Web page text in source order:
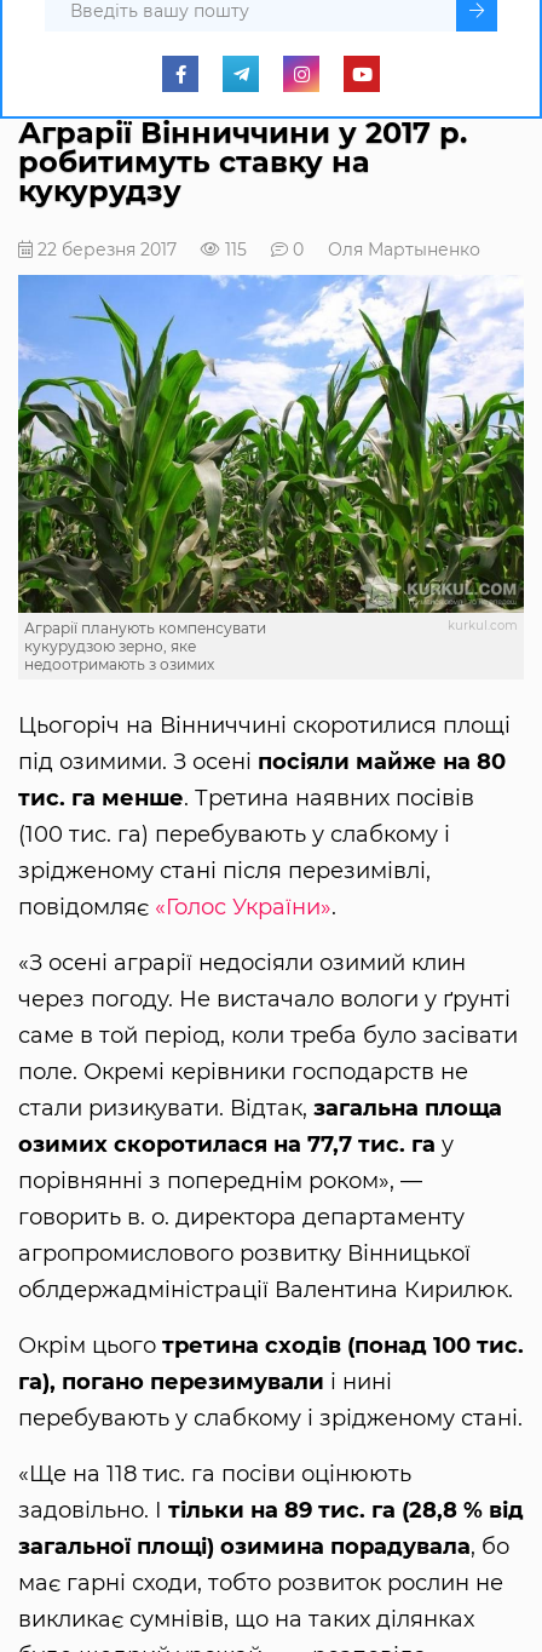
Аграрії Вінниччини у 2017 р.
робитимуть ставку на
кукурудзу
22 березня 2017 115 0 Оля Мартыненко
kurkul.com
Аграрії планують компенсувати
кукурудзою зерно, яке
недоотримають з озимих
Цьогоріч на Вінниччині скоротилися площі
під озимими. З осені посіяли майже на 80
тис. га менше. Третина наявних посівів
(100 тис. га) перебувають у слабкому і
зрідженому стані після перезимівлі,
повідомляє «Голос України».
«З осені аграрії недосіяли озимий клин
через погоду. Не вистачало вологи у ґрунті
саме в той період, коли треба було засівати
поле. Окремі керівники господарств не
стали ризикувати. Відтак, загальна площа
озимих скоротилася на 77,7 тис. га у
порівнянні з попереднім роком», —
говорить в. о. директора департаменту
агропромислового розвитку Вінницької
облдержадміністрації Валентина Кирилюк.
Окрім цього третина сходів (понад 100 тис.
га), погано перезимували і нині
перебувають у слабкому і зрідженому стані.
«Ще на 118 тис. га посіви оцінюють
задовільно. І тільки на 89 тис. га (28,8 % від
загальної площі) озимина порадувала, бо
має гарні сходи, тобто розвиток рослин не
викликає сумнівів, що на таких ділянках